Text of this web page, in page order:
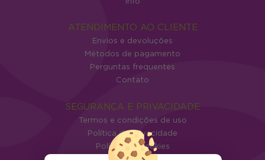
ATENDIMENTO AO CLIENTE
Envios e devoluções
Métodos de pagamento
Perguntas frequentes
Contato
SEGURANÇA E PRIVACIDADE
Termos e condições de uso
Política de privacidade
Política de cookies